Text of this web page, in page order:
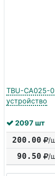
TBU-CA025-
устройство
2097 шт
200.00 /
90.50 /